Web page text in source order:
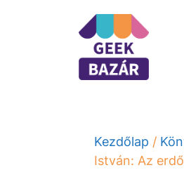
Kezdőlap /
István: Az